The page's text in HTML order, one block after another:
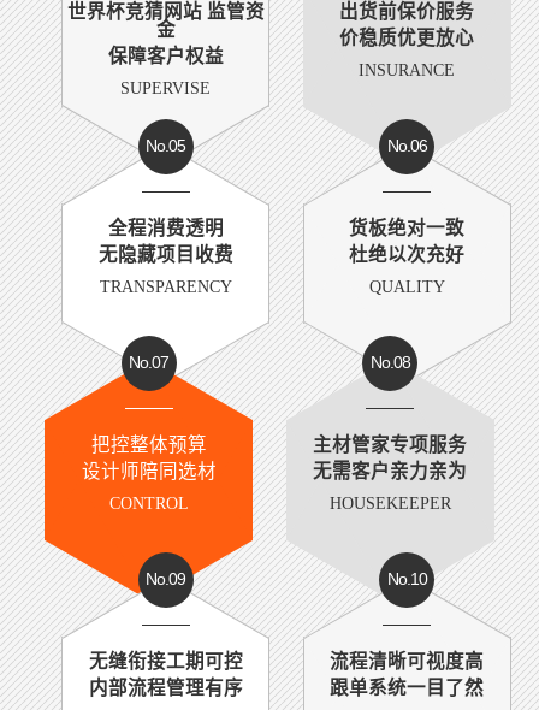
世界杯竞猜网站 监管资
金
保障客户权益
SUPERVISE
出货前保价服务
价稳质优更放心
INSURANCE
No.05
全程消费透明
无隐藏项目收费
TRANSPARENCY
No.06
货板绝对一致
杜绝以次充好
QUALITY
No.07
把控整体预算
设计师陪同选材
CONTROL
No.08
主材管家专项服务
无需客户亲力亲为
HOUSEKEEPER
No.09
无缝衔接工期可控
内部流程管理有序
No.10
流程清晰可视度高
跟单系统一目了然